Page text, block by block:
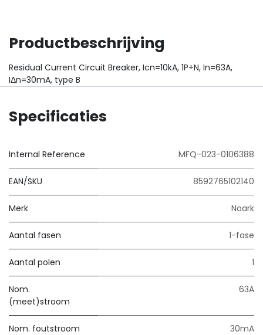
Productbeschrijving
Residual Current Circuit Breaker, Icn=10kA, 1P+N, In=63A,
IΔn=30mA, type B
Specificaties
Internal Reference MFQ-023-0106388
EAN/SKU 8592765102140
Merk Noark
Aantal fasen 1-fase
Aantal polen 1
Nom.
(meet)stroom
63A
Nom. foutstroom 30mA